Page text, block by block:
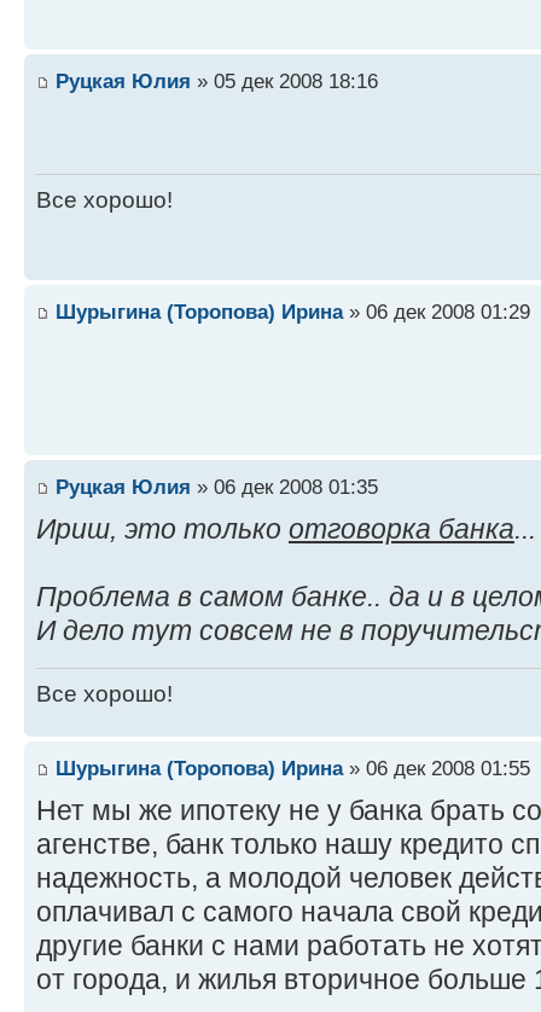
Руцкая Юлия » 05 дек 2008 18:16
Все хорошо!
Шурыгина (Торопова) Ирина» 06 дек 2008 01:29
Руцкая Юлия » 06 дек 2008 01:35
Ириш, это только отговорка банка
Проблема в самом банке.. да и в
И дело тут совсем не в
Все хорошо!
Шурыгина (Торопова) Ирина» 06 дек 2008 01:55
Нет мы же ипотеку не у банка брать
агенстве, банк только нашу кредито
надежность, а молодой человек
оплачивал с самого начала свой
другие банки с нами работать не
от города, и жилья вторичное больше